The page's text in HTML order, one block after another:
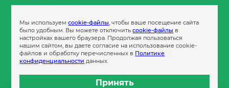
Пленка
Пакеты и сумки
Контейнеры
Мы используемcookie-файлы, чтобы ваше посещение сайта
было удобным. Вы можете отключитьcookie-файлы в
настройках вашего браузера. Продолжая пользоваться
нашим сайтом, вы даете согласие на использование cookie-
файлов и обработку перечисленных в Политике
конфиденциальности данных.
Принять